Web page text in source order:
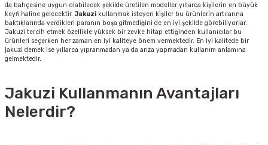
da bahçesine uygun olabilecek şekilde üretilen modeller yıllarca kişilerin en büyük
keyfi haline gelecektir. Jakuzi kullanmak isteyen kişiler bu ürünlerin artılarına
baktıklarında verdikleri paranın boşa gitmediğini de en iyi şekilde görebiliyorlar.
Jakuzi tercih etmek özellikle yüksek bir zevke hitap ettiğinden kullanıcılar bu
ürünleri seçerken her zaman en iyi kaliteye önem vermektedir. En iyi kalitede bir
jakuzi demek ise yıllarca yıpranmadan ya da arıza yapmadan kullanım anlamına
gelmektedir.
Jakuzi Kullanmanın Avantajları
Nelerdir?